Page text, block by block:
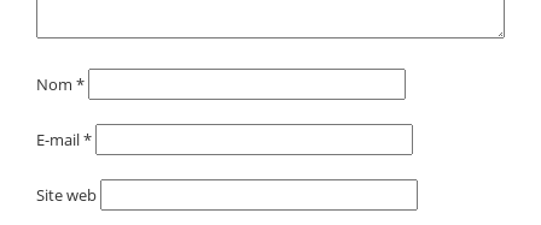
Nom *
E-mail*
Site web